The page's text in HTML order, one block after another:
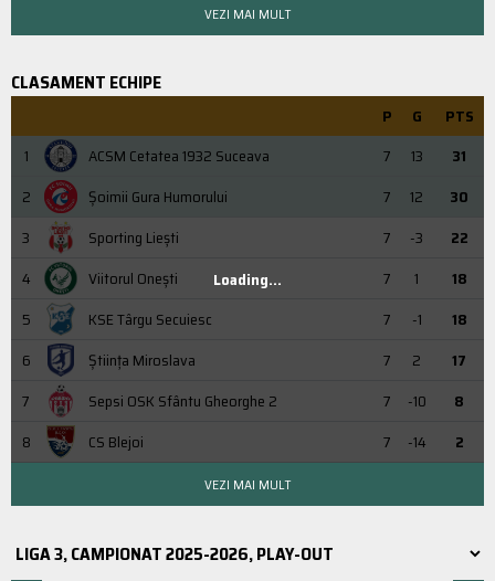
VEZI MAI MULT
CLASAMENT ECHIPE
P G
PTS
1
ACSM Cetatea 1932 Suceava 7 13
31
2
Şoimii Gura Humorului 7 12
30
3
Sporting Liești 7 -3
22
4
Viitorul Onești 7 1
18
5
KSE Târgu Secuiesc 7 -1
18
6
Știința Miroslava 7 2
17
7
Sepsi OSK Sfântu Gheorghe 2 7 -10
8
8
CS Blejoi 7 -14 2
Loading...
VEZI MAI MULT